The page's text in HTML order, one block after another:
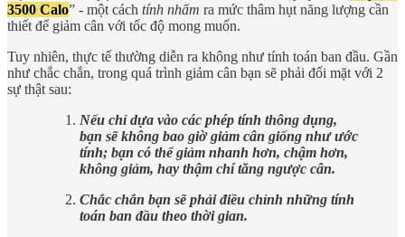
3500 Calo” - một cách tính nhẩm ra mức thâm hụt năng lượng cần
thiết để giảm cân với tốc độ mong muốn.
Tuy nhiên, thực tế thường diễn ra không như tính toán ban đầu. Gần
như chắc chắn, trong quá trình giảm cân bạn sẽ phải đối mặt với 2
sự thật sau:
Nếu chỉ dựa vào các phép tính thông dụng,
bạn sẽ không bao giờ giảm cân giống như ước
tính; bạn có thể giảm nhanh hơn, chậm hơn,
không giảm, hay thậm chí tăng ngược cân.
Chắc chắn bạn sẽ phải điều chỉnh những tính
toán ban đầu theo thời gian.